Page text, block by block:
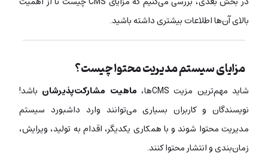
بالای آن‌ها اطلاعات بیشتری داشته باشید.
مزایای سیستم مدیریت محتوا چیست؟
شاید مهم‌ترین مزیت CMSها، ماهیت مشارکت‌پذیرشان باشد!
نویسندگان و کاربران بسیاری می‌توانند وارد داشبورد سیستم
مدیریت محتوا شوند و با همکاری یکدیگر، اقدام به تولید، ویرایش،
زمان‌بندی و انتشار محتوا کنند.